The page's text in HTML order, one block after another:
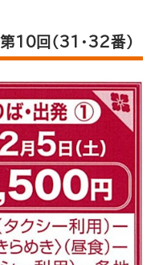
10回（31･32番）